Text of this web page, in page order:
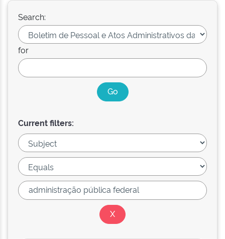
Search:
for
Current filters: